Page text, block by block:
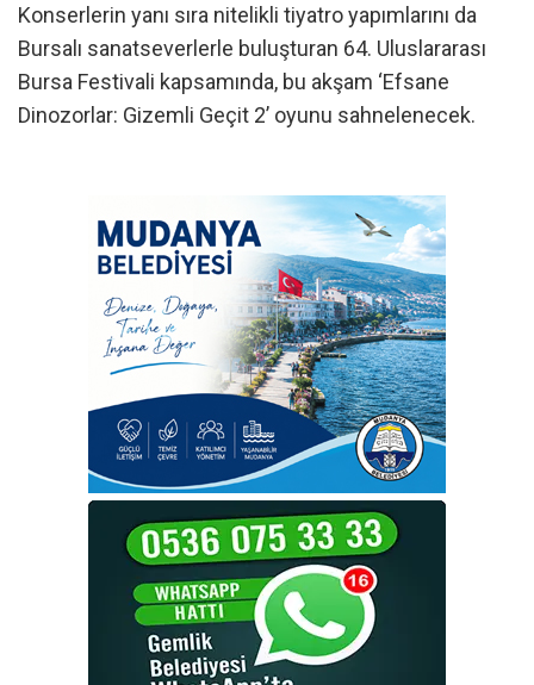
Konserlerin yanı sıra nitelikli tiyatro yapımlarını da
Bursalı sanatseverlerle buluşturan 64. Uluslararası
Bursa Festivali kapsamında, bu akşam ‘Efsane
Dinozorlar: Gizemli Geçit 2’ oyunu sahnelenecek.